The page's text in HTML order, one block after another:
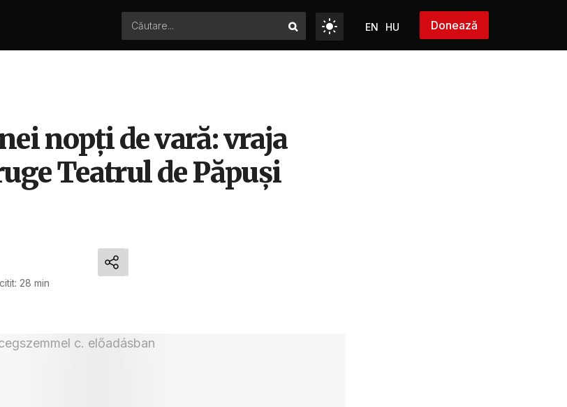
EN HU Donează
nopți de vară: vraja
Teatrul de Păpuși
28 min